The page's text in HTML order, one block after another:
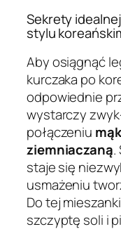
Sekrety
stylu
Aby osiągnąć
kurczaka po
odpowiednie
wystarczy
połączeniu
ziemniaczaną.
staje się
usmażeniu
Do tej
szczyptę soli i